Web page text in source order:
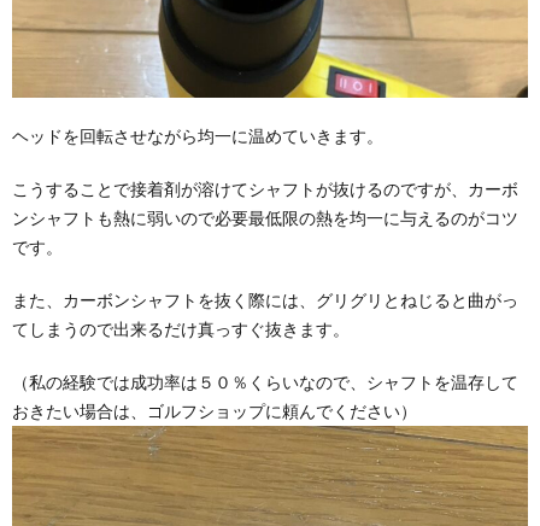
ヘッドを回転させながら均一に温めていきます。
こうすることで接着剤が溶けてシャフトが抜けるのですが、カーボ
ンシャフトも熱に弱いので必要最低限の熱を均一に与えるのがコツ
です。
また、カーボンシャフトを抜く際には、グリグリとねじると曲がっ
てしまうので出来るだけ真っすぐ抜きます。
（私の経験では成功率は５０％くらいなので、シャフトを温存して
おきたい場合は、ゴルフショップに頼んでください）